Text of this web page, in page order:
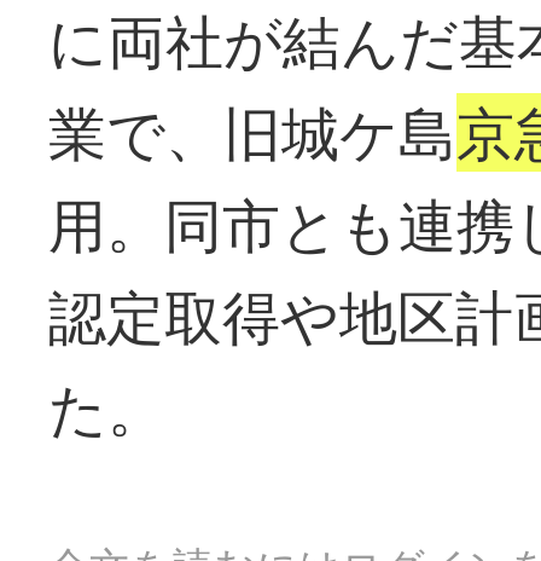
に両社が結んだ
業で、旧城ケ島京
用。同市とも連
認定取得や地区計
た。